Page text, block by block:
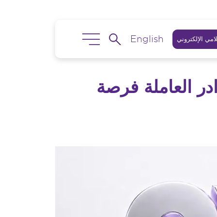
الإلكتروني English
العاملة فرصة